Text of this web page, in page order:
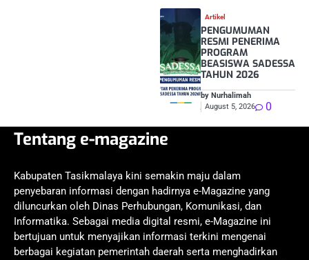
Artikel
PENGUMUMAN
RESMI PENERIMA
PROGRAM
BEASISWA SADESSA
TAHUN 2026
by Nurhalimah
August 5, 2026
0
Tentang e-magazine
Kabupaten Tasikmalaya kini semakin maju dalam
penyebaran informasi dengan hadirnya e-Magazine yang
diluncurkan oleh Dinas Perhubungan, Komunikasi, dan
Informatika. Sebagai media digital resmi, e-Magazine ini
bertujuan untuk menyajikan informasi terkini mengenai
berbagai kegiatan pemerintah daerah serta menghadirkan